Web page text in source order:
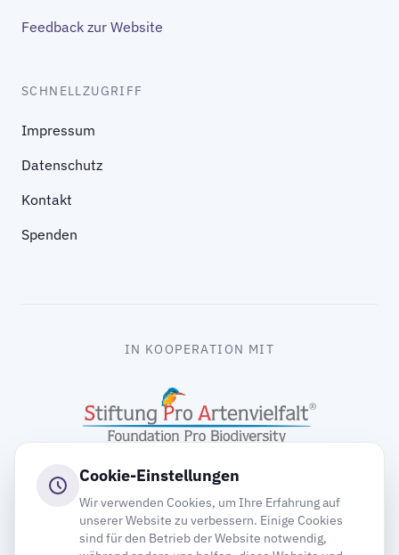
Feedback zur Website
SCHNELLZUGRIFF
Impressum
Datenschutz
Kontakt
Spenden
IN KOOPERATION MIT
Cookie-Einstellungen
Wir verwenden Cookies, um Ihre Erfahrung auf
unserer Website zu verbessern. Einige Cookies
sind für den Betrieb der Website notwendig,